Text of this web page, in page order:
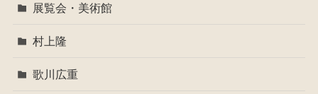
展覧会・美術館
村上隆
歌川広重